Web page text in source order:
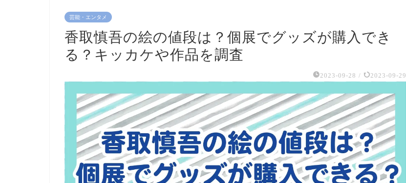
芸能・エンタメ
香取慎吾の絵の値段は？個展でグッズが購入でき
る？キッカケや作品を調査
2023-09-28 / 2023-09-29